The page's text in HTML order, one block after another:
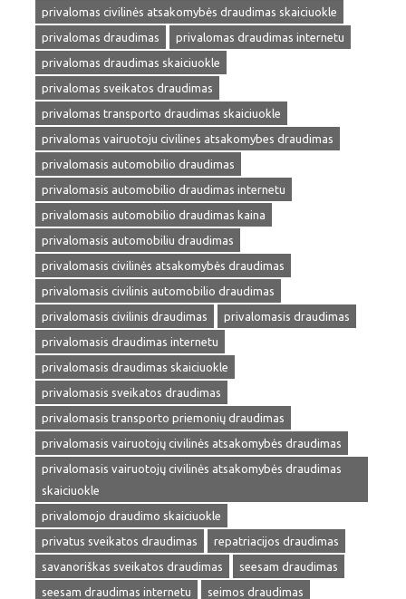
privalomas civilinės atsakomybės draudimas skaiciuokle
privalomas draudimas
privalomas draudimas internetu
privalomas draudimas skaiciuokle
privalomas sveikatos draudimas
privalomas transporto draudimas skaiciuokle
privalomas vairuotoju civilines atsakomybes draudimas
privalomasis automobilio draudimas
privalomasis automobilio draudimas internetu
privalomasis automobilio draudimas kaina
privalomasis automobiliu draudimas
privalomasis civilinės atsakomybės draudimas
privalomasis civilinis automobilio draudimas
privalomasis civilinis draudimas
privalomasis draudimas
privalomasis draudimas internetu
privalomasis draudimas skaiciuokle
privalomasis sveikatos draudimas
privalomasis transporto priemonių draudimas
privalomasis vairuotojų civilinės atsakomybės draudimas
privalomasis vairuotojų civilinės atsakomybės draudimas
skaiciuokle
privalomojo draudimo skaiciuokle
privatus sveikatos draudimas
repatriacijos draudimas
savanoriškas sveikatos draudimas
seesam draudimas
seesam draudimas internetu
seimos draudimas